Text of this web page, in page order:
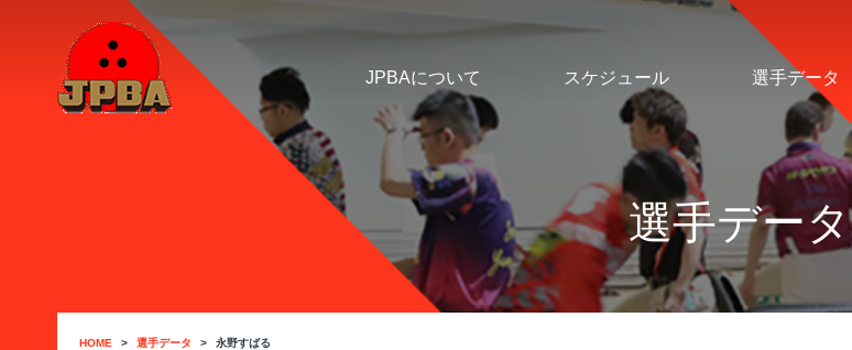
JPBAについて スケジュール 選手データ
選手データ
HOME 選手データ 永野すばる